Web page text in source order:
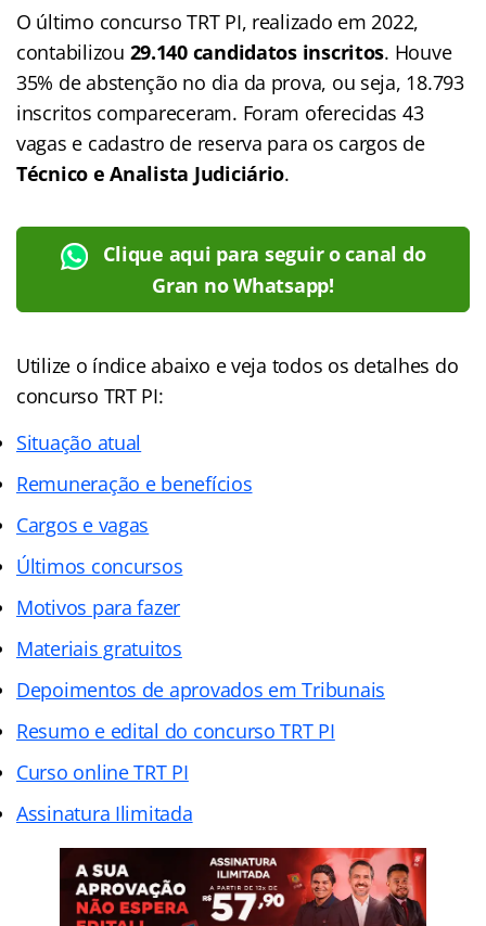
O último concurso TRT PI, realizado em 2022,
contabilizou 29.140 candidatos inscritos. Houve
35% de abstenção no dia da prova, ou seja, 18.793
inscritos compareceram. Foram oferecidas 43
vagas e cadastro de reserva para os cargos de
Técnico e Analista Judiciário.
Clique aqui para seguir o canal do
Gran no Whatsapp!
Utilize o índice abaixo e veja todos os detalhes do
concurso TRT PI:
Situação atual
Remuneração e benefícios
Cargos e vagas
Últimos concursos
Motivos para fazer
Materiais gratuitos
Depoimentos de aprovados em Tribunais
Resumo e edital do concurso TRT PI
Curso online TRT PI
Assinatura Ilimitada